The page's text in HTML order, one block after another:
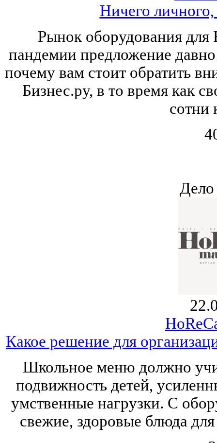
Ничего
Рынок оборудования для
пандемии предложение
почему вам стоит обратить
Бизнес.ру, в то время как
сотни
Дело
Какое решение для
Школьное меню должно
подвижность детей,
умственные нагрузки. С
свежие, здоровые блюда